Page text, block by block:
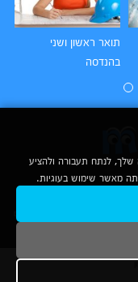
תואר ראשון ושני
בהנדסה
שלך, לנתח תעבורה ולהציע
מאשר שימוש בעוגיות.